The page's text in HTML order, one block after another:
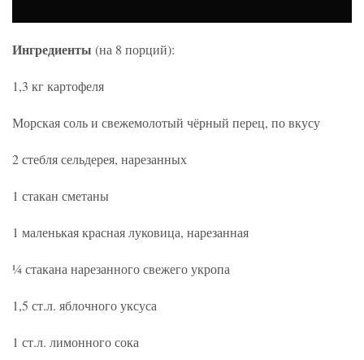
Ингредиенты (на 8 порций):
1,3 кг картофеля
Морская соль и свежемолотый чёрный перец, по вкусу
2 стебля сельдерея, нарезанных
1 стакан сметаны
1 маленькая красная луковица, нарезанная
¼ стакана нарезанного свежего укропа
1,5 ст.л. яблочного уксуса
1 ст.л. лимонного сока